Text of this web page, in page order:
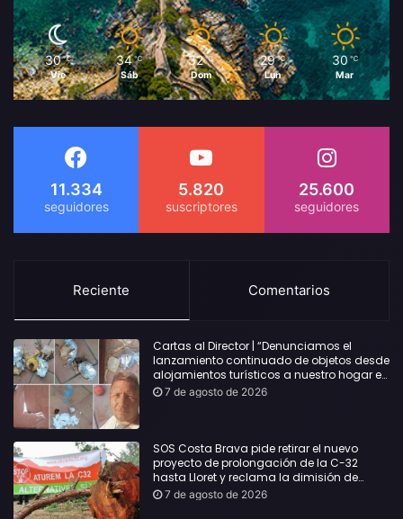
30 ℃
Vie
34 ℃
Sáb
32 ℃
Dom
29 ℃
Lun
30 ℃
Mar
11.334 5.820 25.600
Reciente Comentarios
Cartas al Director | “Denunciamos el
lanzamiento continuado de objetos desde
alojamientos turísticos a nuestro hogar en
Lloret: Podría haber causado una
7 de agosto de 2026
SOS Costa Brava pide retirar el nuevo
proyecto de prolongación de la C-32
hasta Lloret y reclama la dimisión de
Sílvia Paneque
7 de agosto de 2026